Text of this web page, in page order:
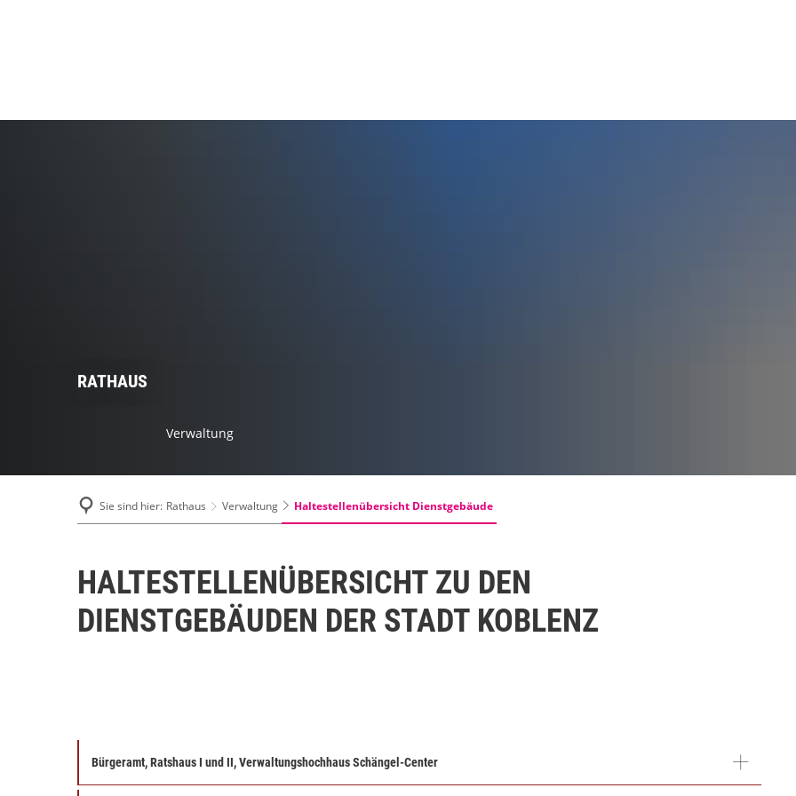
RATHAUS
Verwaltung
Sie sind hier: Rathaus Verwaltung Haltestellenübersicht Dienstgebäude
HALTESTELLENÜBERSICHT ZU DEN
DIENSTGEBÄUDEN DER STADT KOBLENZ
Bürgeramt, Ratshaus I und II, Verwaltungshochhaus Schängel-Center